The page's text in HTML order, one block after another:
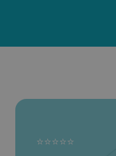
⭐⭐⭐⭐⭐